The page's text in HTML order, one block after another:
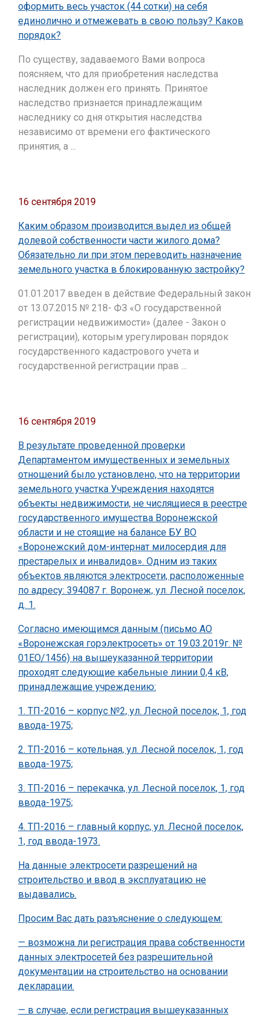
оформить весь участок (44 сотки) на себя
единолично и отмежевать в свою пользу? Каков
порядок?
По существу, задаваемого Вами вопроса
поясняем, что для приобретения наследства
наследник должен его принять. Принятое
наследство признается принадлежащим
наследнику со дня открытия наследства
независимо от времени его фактического
принятия, а ...
16 сентября 2019
Каким образом производится выдел из общей
долевой собственности части жилого дома?
Обязательно ли при этом переводить назначение
земельного участка в блокированную застройку?
01.01.2017 введен в действие Федеральный закон
от 13.07.2015 № 218- ФЗ «О государственной
регистрации недвижимости» (далее - Закон о
регистрации), которым урегулирован порядок
государственного кадастрового учета и
государственной регистрации прав ...
16 сентября 2019
В результате проведенной проверки
Департаментом имущественных и земельных
отношений было установлено, что на территории
земельного участка Учреждения находятся
объекты недвижимости, не числящиеся в реестре
государственного имущества Воронежской
области и не стоящие на балансе БУ ВО
«Воронежский дом-интернат милосердия для
престарелых и инвалидов». Одним из таких
объектов являются электросети, расположенные
по адресу: 394087 г. Воронеж, ул. Лесной поселок,
д. 1.
Согласно имеющимся данным (письмо АО
«Воронежская горэлектросеть» от 19.03.2019г. №
01ЕО/1456) на вышеуказанной территории
проходят следующие кабельные линии 0,4 кВ,
принадлежащие учреждению:
1. ТП-2016 – корпус №2, ул. Лесной поселок, 1, год
ввода-1975;
2. ТП-2016 – котельная, ул. Лесной поселок, 1, год
ввода-1975;
3. ТП-2016 – перекачка, ул. Лесной поселок, 1, год
ввода-1975;
4. ТП-2016 – главный корпус, ул. Лесной поселок,
1, год ввода-1973.
На данные электросети разрешений на
строительство и ввод в эксплуатацию не
выдавались.
Просим Вас дать разъяснение о следующем:
— возможна ли регистрация права собственности
данных электросетей без разрешительной
документации на строительство на основании
декларации.
— в случае, если регистрация вышеуказанных